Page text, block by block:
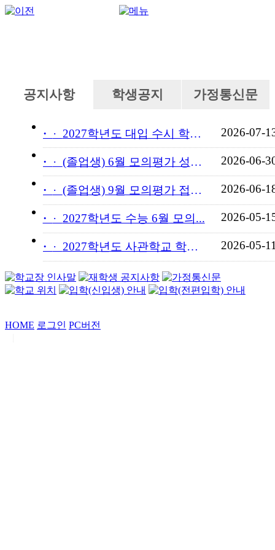
공지사항 학생공지 가정통신문
· 2027학년도 대입 수시 학교... 2026-07-
· (졸업생) 6월 모의평가 성적... 2026-06-
· (졸업생) 9월 모의평가 접수... 2026-06-
· 2027학년도 수능 6월 모의... 2026-05-
· 2027학년도 사관학교 학교장... 2026-05-
HOME 로그인 PC버전